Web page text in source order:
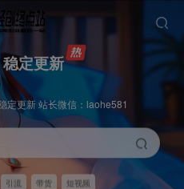
定更新
定更新 站长微信：laohe581
引流 带货 短视频